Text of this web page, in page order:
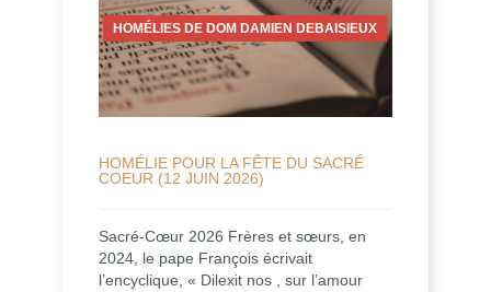
HOMÉLIES DE DOM DAMIEN DEBAISIEUX
HOMÉLIE POUR LA FÊTE DU SACRÉ
COEUR (12 JUIN 2026)
Sacré-Cœur 2026 Frères et sœurs, en
2024, le pape François écrivait
l’encyclique, « Dilexit nos , sur l’amour